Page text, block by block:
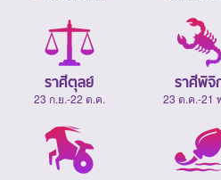
ราศีตุลย์
23 ก.ย.-22 ต.ค.
ราศีพิจิ
23 ต.ค.-21